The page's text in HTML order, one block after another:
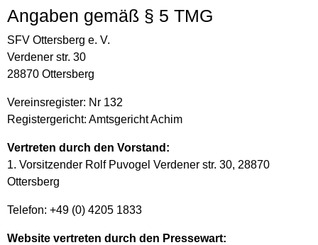
Angaben gemäß § 5 TMG
SFV Ottersberg e. V.
Verdener str. 30
28870 Ottersberg
Vereinsregister: Nr 132
Registergericht: Amtsgericht Achim
Vertreten durch den Vorstand:
1. Vorsitzender Rolf Puvogel Verdener str. 30, 28870
Ottersberg
Telefon: +49 (0) 4205 1833
Website vertreten durch den Pressewart: